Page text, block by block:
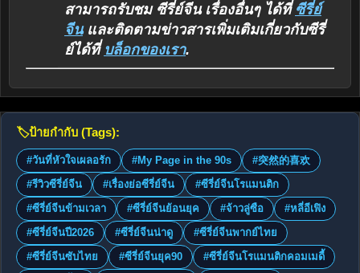
สามารถรับชม ซีรี่ย์จีน เรื่องอื่นๆ ได้ที่ ซีรี่ย์
จีนและติดตามข่าวสารเพิ่มเติมเกี่ยวกับซีรี่
ย์ได้ที่ บล็อกของเรา.
🏷️ป้ายกำกับ (Tags):
#วันที่หัวใจเผลอรัก #My Page in the 90s
#突然的喜欢
#รีวิวซีรี่ย์จีน
#เรื่องย่อซีรี่ย์จีน
#ซีรี่ย์จีนโรแมนติก
#ซีรี่ย์จีนข้ามเวลา
#ซีรี่ย์จีนย้อนยุค #จ้าวลู่ซือ
#หลี่อีเฟิง
#ซีรี่ย์จีนปี2026
#ซีรี่ย์จีนน่าดู
#ซีรี่ย์จีนพากย์ไทย
#ซีรี่ย์จีนซับไทย
#ซีรี่ย์จีนยุค90
#ซีรี่ย์จีนโรแมนติกคอมเมดี้